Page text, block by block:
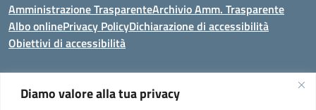
Diamo valore alla tua privacy
Amministrazione TrasparenteArchivio Amm. Trasparente
Albo onlinePrivacy PolicyDichiarazione di accessibilità
Obiettivi di accessibilità
Codice meccanografico:VEIC859007